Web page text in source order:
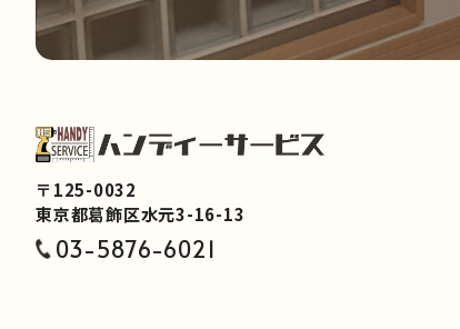
〒125-0032
東京都葛飾区水元3-16-13
03-5876-6021